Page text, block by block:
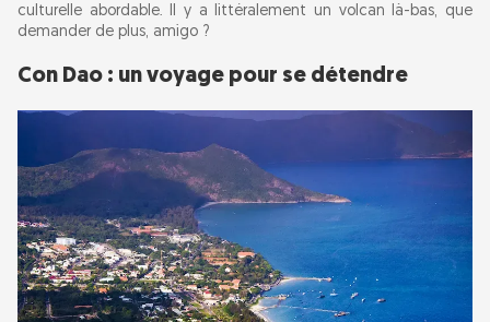
culturelle abordable. Il y a littéralement un volcan là-bas, que
demander de plus, amigo ?
Con Dao : un voyage pour se détendre